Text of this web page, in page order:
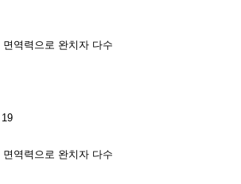
면역력으로 완치자 다수
면역력으로 완치자 다수